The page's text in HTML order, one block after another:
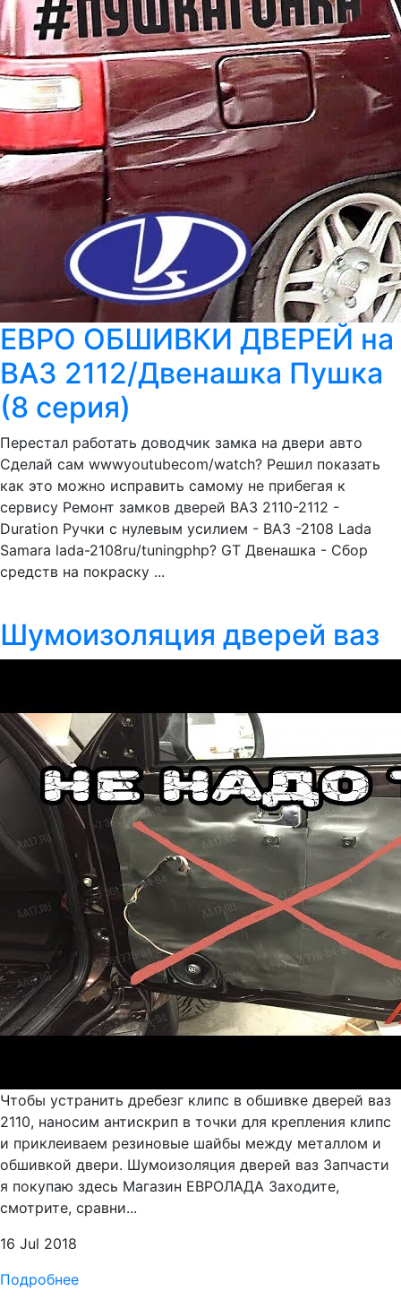
ЕВРО ОБШИВКИ ДВЕРЕЙ на
ВАЗ 2112/Двенашка Пушка
(8 серия)
Перестал работать доводчик замка на двери авто
Сделай сам wwwyoutubecom/watch? Решил показать
как это можно исправить самому не прибегая к
сервису Ремонт замков дверей ВАЗ 2110-2112 -
Duration Ручки с нулевым усилием - ВАЗ -2108 Lada
Samara lada-2108ru/tuningphp? GT Двенашка - Сбор
средств на покраску ...
Шумоизоляция дверей ваз
Чтобы устранить дребезг клипс в обшивке дверей ваз
2110, наносим антискрип в точки для крепления клипс
и приклеиваем резиновые шайбы между металлом и
обшивкой двери. Шумоизоляция дверей ваз Запчасти
я покупаю здесь Магазин ЕВРОЛАДА Заходите,
смотрите, сравни...
16 Jul 2018
Подробнее